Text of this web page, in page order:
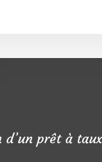
d’un prêt à